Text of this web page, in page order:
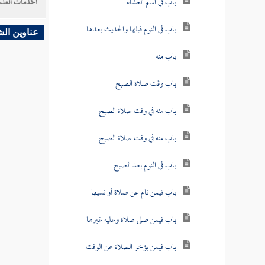
باب في النوم قبلها والحديث بعدها
باب منه
باب وقت صلاة الصبح
باب منه في وقت صلاة الصبح
باب منه في وقت صلاة الصبح
باب في النوم بعد الصبح
باب فيمن نام عن صلاة أو نسيها
باب فيمن صلى صلاة وعليه غيرها
باب فيمن يؤخر الصلاة عن الوقت
عناوين